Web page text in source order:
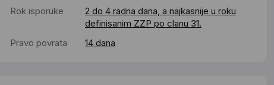
Rok isporuke
2 do 4 radna dana, a najkasnije u roku
definisanim ZZP po clanu 31.
Pravo povrata
14 dana